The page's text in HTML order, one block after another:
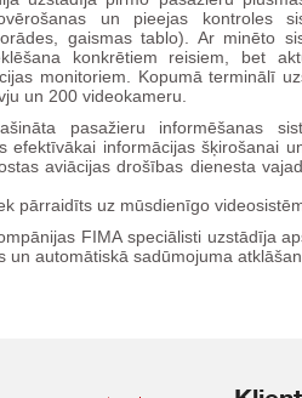
un pieejas kontroles
gaismas tablo). Ar minēto
konkrētiem reisiem, bet
monitoriem. Kopumā terminālī
un 200 videokameru.
pasažieru informēšanas
efektīvākai informācijas šķirošanai
aviācijas drošības dienesta
pārraidīts uz mūsdienīgo
FIMA speciālisti uzstādīja
un automātiskā sadūmojuma